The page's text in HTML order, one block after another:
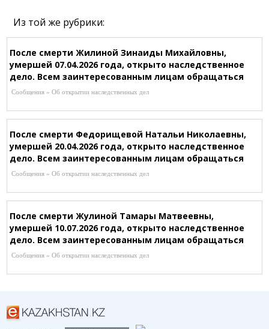
Из той же рубрики:
После смерти Жилиной Зинаиды Михайловны,
умершей 07.04.2026 года, открыто наследственное
дело. Всем заинтересованным лицам обращаться
к нотариусу Шагировой Р.Р. по адресу:
Службой Сбыта), Т. 8-721-253-43-87
Сообщения » Об открытии наследственных дел
После смерти Федорищевой Натальи Николаевны,
умершей 20.04.2026 года, открыто наследственное
дело. Всем заинтересованным лицам обращаться
к нотариусу Ержановой Ж.А, по адресу: г.Абай,
Сообщения » Об открытии наследственных дел
После смерти Жулиной Тамары Матвеевны,
умершей 10.07.2026 года, открыто наследственное
дело. Всем заинтересованным лицам обращаться
к нотариусу Шагировой Р.Р. по адресу:
Службой Сбыта), Т. 8-721-253-43-87
Сообщения » Об открытии наследственных дел